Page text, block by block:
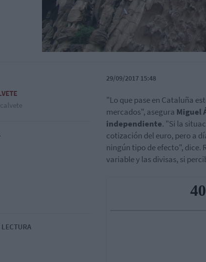
29/09/2017 15:48
"Lo que pase en Cataluña
mercados", asegura Miguel
independiente. "Si la
cotización del euro, pero a
ningún tipo de efecto", dice.
variable y las divisas, si